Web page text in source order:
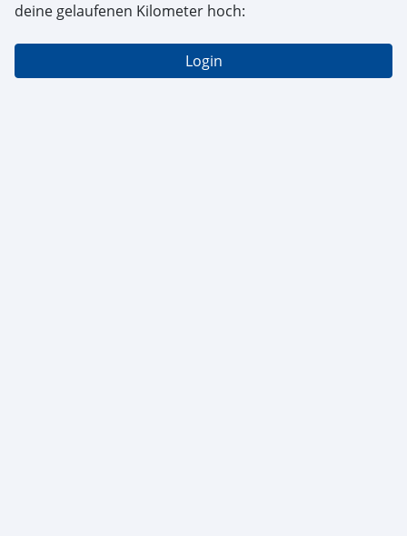
deine gelaufenen Kilometer hoch:
Login